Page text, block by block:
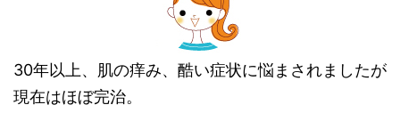
30年以上、肌の痒み、酷い症状に悩まされましたが
現在はほぼ完治。